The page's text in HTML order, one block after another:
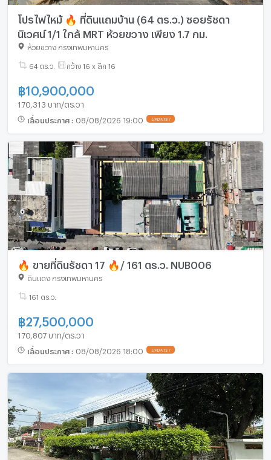
โปรไฟไหม้ 🔥 ที่ดินแถมบ้าน (64 ตร.ว.) ซอยรัชดา
นิเวศน์ 1/1 ใกล้ MRT ห้วยขวาง เพียง 1.7 กม.
ห้วยขวาง กรุงเทพมหานคร
64 ตร.ว. กว้าง 16 x ลึก 16
฿10,900,000
170,313 บาท/ตร.วา
เลื่อนประกาศ : 08/08/2026 19:00 UPDATE !
🔥 ขายที่ดินรัชดา 17 🔥/ 161 ตร.ว. NUB006
ดินแดง กรุงเทพมหานคร
161 ตร.ว.
฿27,500,000
170,807 บาท/ตร.วา
เลื่อนประกาศ : 08/08/2026 18:00 UPDATE !